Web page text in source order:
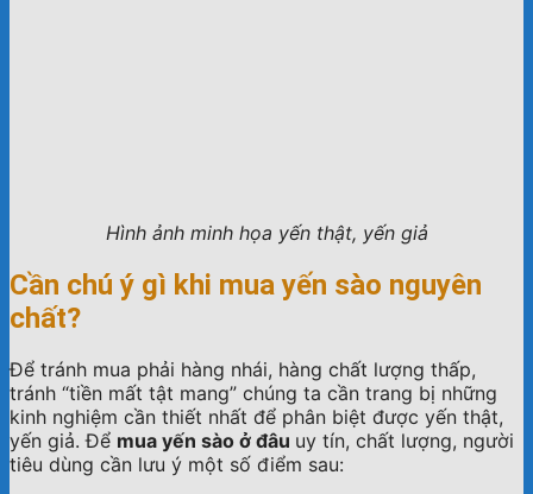
Hình ảnh minh họa yến thật, yến giả
Cần chú ý gì khi mua yến sào nguyên
chất?
Để tránh mua phải hàng nhái, hàng chất lượng thấp,
tránh “tiền mất tật mang” chúng ta cần trang bị những
kinh nghiệm cần thiết nhất để phân biệt được yến thật,
yến giả. Để mua yến sào ở đâu uy tín, chất lượng, người
tiêu dùng cần lưu ý một số điểm sau: